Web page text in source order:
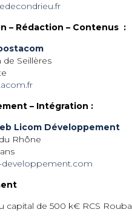
– Rédaction – Contenus :
Seillères
– Intégration :
Licom Développement
Rhône
capital de 500 k€ RCS